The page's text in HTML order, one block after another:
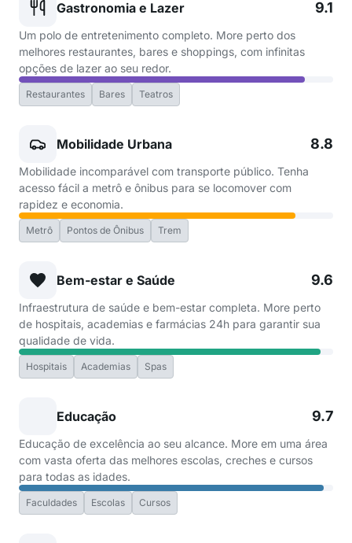
Gastronomia e Lazer 9.1
Um polo de entretenimento completo. More perto dos
melhores restaurantes, bares e shoppings, com infinitas
opções de lazer ao seu redor.
Restaurantes Bares Teatros
Mobilidade Urbana 8.8
Mobilidade incomparável com transporte público. Tenha
acesso fácil a metrô e ônibus para se locomover com
rapidez e economia.
Metrô Pontos de Ônibus Trem
Bem-estar e Saúde 9.6
Infraestrutura de saúde e bem-estar completa. More perto
de hospitais, academias e farmácias 24h para garantir sua
qualidade de vida.
Hospitais Academias Spas
Educação 9.7
Educação de excelência ao seu alcance. More em uma área
com vasta oferta das melhores escolas, creches e cursos
para todas as idades.
Faculdades Escolas Cursos